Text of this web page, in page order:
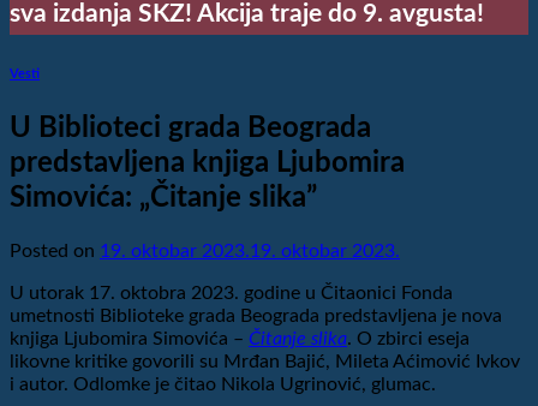
sva izdanja SKZ! Akcija traje do 9. avgusta!
Vesti
U Biblioteci grada Beograda
predstavljena knjiga Ljubomira
Simovića: „Čitanje slika”
Posted on 19. oktobar 2023.19. oktobar 2023.
U utorak 17. oktobra 2023. godine u Čitaonici Fonda
umetnosti Biblioteke grada Beograda predstavljena je nova
knjiga Ljubomira Simovića – Čitanje slika. O zbirci eseja
likovne kritike govorili su Mrđan Bajić, Mileta Aćimović Ivkov
i autor. Odlomke je čitao Nikola Ugrinović, glumac.